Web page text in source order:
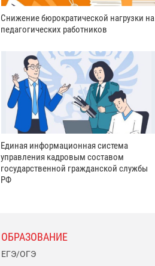
Снижение бюрократической нагрузки на
педагогических работников
Единая информационная система
управления кадровым составом
государственной гражданской службы
РФ
ОБРАЗОВАНИЕ
ЕГЭ/ОГЭ